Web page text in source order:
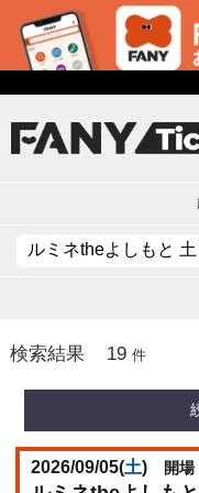
検索結果 19 件
2026/09/05(土) 開